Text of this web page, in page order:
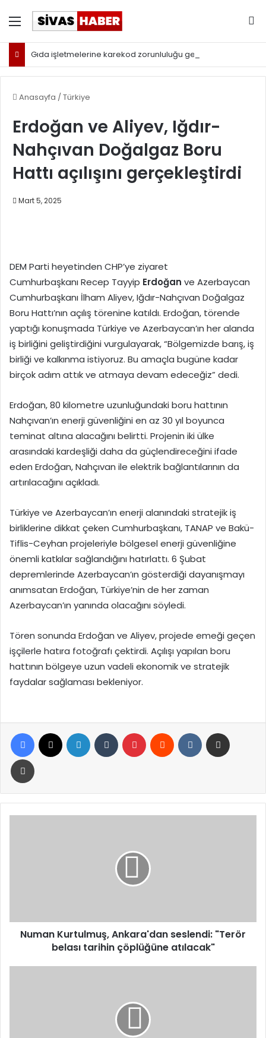
Menü
Gıda işletmelerine karekod zorunluluğu geldi
Anasayfa / Türkiye
Erdoğan ve Aliyev, Iğdır-
Nahçıvan Doğalgaz Boru
Hattı açılışını gerçekleştirdi
Mart 5, 2025
DEM Parti heyetinden CHP’ye ziyaret
Cumhurbaşkanı Recep Tayyip Erdoğan ve Azerbaycan
Cumhurbaşkanı İlham Aliyev, Iğdır-Nahçıvan Doğalgaz
Boru Hattı’nın açılış törenine katıldı. Erdoğan, törende
yaptığı konuşmada Türkiye ve Azerbaycan’ın her alanda
iş birliğini geliştirdiğini vurgulayarak, “Bölgemizde barış, iş
birliği ve kalkınma istiyoruz. Bu amaçla bugüne kadar
birçok adım attık ve atmaya devam edeceğiz” dedi.
Erdoğan, 80 kilometre uzunluğundaki boru hattının
Nahçıvan’ın enerji güvenliğini en az 30 yıl boyunca
teminat altına alacağını belirtti. Projenin iki ülke
arasındaki kardeşliği daha da güçlendireceğini ifade
eden Erdoğan, Nahçıvan ile elektrik bağlantılarının da
artırılacağını açıkladı.
Türkiye ve Azerbaycan’ın enerji alanındaki stratejik iş
birliklerine dikkat çeken Cumhurbaşkanı, TANAP ve Bakü-
Tiflis-Ceyhan projeleriyle bölgesel enerji güvenliğine
önemli katkılar sağlandığını hatırlattı. 6 Şubat
depremlerinde Azerbaycan’ın gösterdiği dayanışmayı
anımsatan Erdoğan, Türkiye’nin de her zaman
Azerbaycan’ın yanında olacağını söyledi.
Tören sonunda Erdoğan ve Aliyev, projede emeği geçen
işçilerle hatıra fotoğrafı çektirdi. Açılışı yapılan boru
hattının bölgeye uzun vadeli ekonomik ve stratejik
faydalar sağlaması bekleniyor.
Facebook LinkedIn Tumblr Pinterest Reddit VKontakte
Yazdır
atılacak"
Numan Kurtulmuş, Ankara'dan seslendi: "Terör
belası tarihin çöplüğüne atılacak"